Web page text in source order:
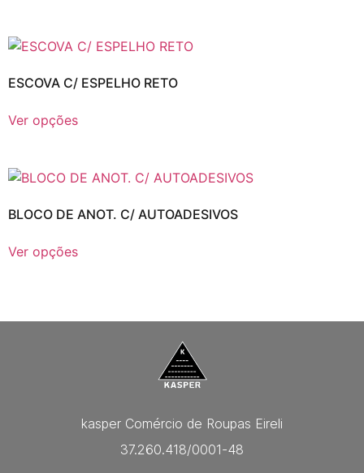
ESCOVA C/ ESPELHO RETO
Ver opções
BLOCO DE ANOT. C/ AUTOADESIVOS
Ver opções
kasper Comércio de Roupas Eireli
37.260.418/0001-48